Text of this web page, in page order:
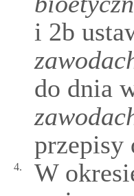
i 2b
do dnia
przepisy
4.
W